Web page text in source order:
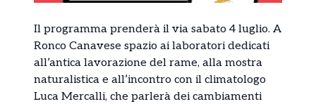
Il programma prenderà il via sabato 4 luglio. A
Ronco Canavese spazio ai laboratori dedicati
all’antica lavorazione del rame, alla mostra
naturalistica e all’incontro con il climatologo
Luca Mercalli, che parlerà dei cambiamenti